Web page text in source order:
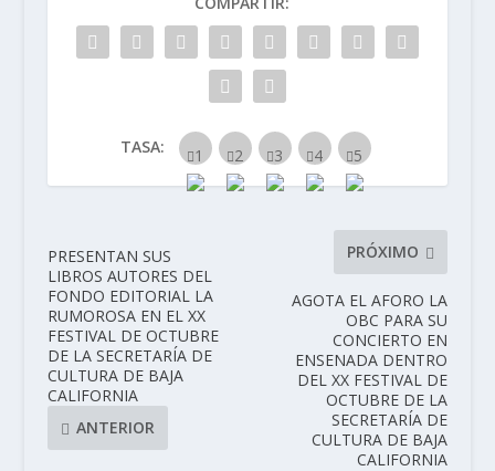
TASA:
PRESENTAN SUS
LIBROS AUTORES DEL
FONDO EDITORIAL LA
RUMOROSA EN EL XX
FESTIVAL DE OCTUBRE
DE LA SECRETARÍA DE
CULTURA DE BAJA
CALIFORNIA
ANTERIOR
PRÓXIMO
AGOTA EL AFORO LA
OBC PARA SU
CONCIERTO EN
ENSENADA DENTRO
DEL XX FESTIVAL DE
OCTUBRE DE LA
SECRETARÍA DE
CULTURA DE BAJA
CALIFORNIA